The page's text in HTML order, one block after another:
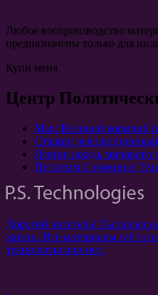
Любое воспроизводство
предназначены только для
Купи меня
Центр
Мао: Великий кормчий
Сталин: революционный
Ленин: вождь мирового
Питирим Сорокин и
Дорогой читатель! Ты попал
жизни. Все материалы сайта
технология или нет.